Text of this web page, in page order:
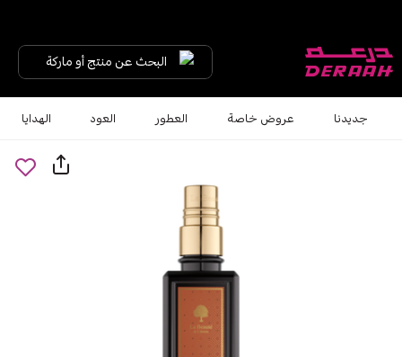
البحث عن منتج أو ماركة
جديدنا عروض خاصة العطور العود الهدايا